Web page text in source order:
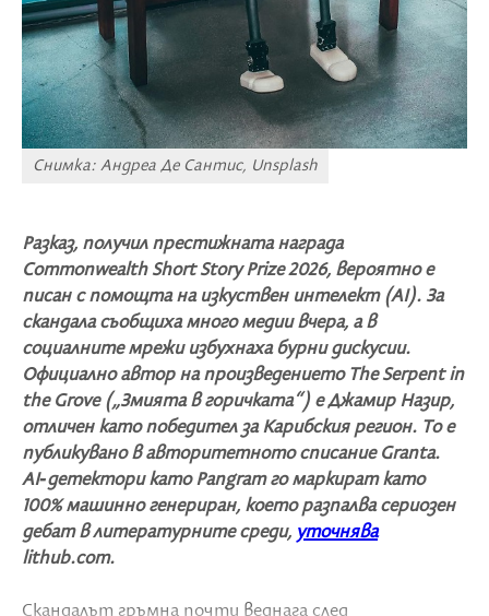
Снимка: Андреа Де Сантис, Unsplash
Разказ, получил престижната награда
Commonwealth Short Story Prize 2026, вероятно е
писан с помощта на изкуствен интелект (AI). За
скандала съобщиха много медии вчера, а в
социалните мрежи избухнаха бурни дискусии.
Официално автор на произведението The Serpent in
the Grove („Змията в горичката“) е Джамир Назир,
отличен като победител за Карибския регион. То е
публикувано в авторитетното списание Granta.
AI‑детектори като Pangram го маркират като
100% машинно генериран, което разпалва сериозен
дебат в литературните среди, уточнява
lithub.com.
Скандалът гръмна почти веднага след